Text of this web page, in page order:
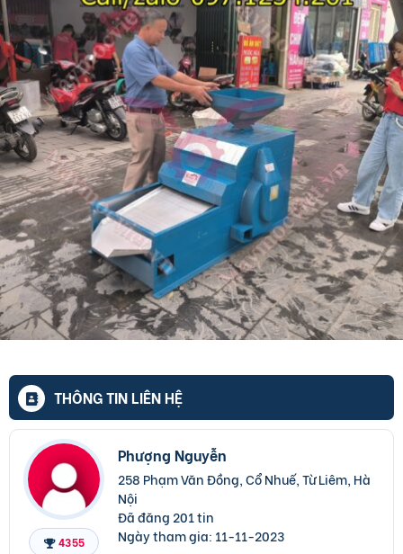
THÔNG TIN LIÊN HỆ
4355
Phượng Nguyễn
258 Phạm Văn Đồng, Cổ Nhuế, Từ Liêm, Hà
Nội
Đã đăng 201 tin
Ngày tham gia: 11-11-2023